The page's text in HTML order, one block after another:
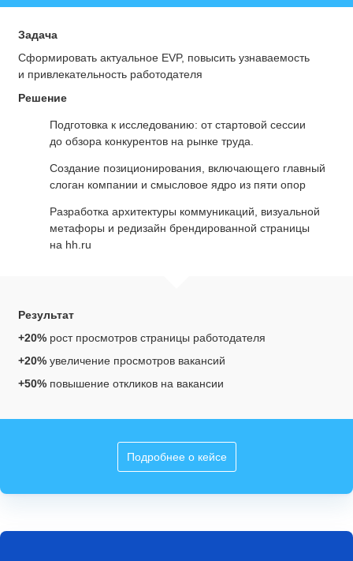
Подробнее о кейсе
Задача
Сформировать актуальное EVP, повысить узнаваемость
и привлекательность работодателя
Решение
Подготовка к исследованию: от стартовой сессии
до обзора конкурентов на рынке труда.
Создание позиционирования, включающего главный
слоган компании и смысловое ядро из пяти опор
Разработка архитектуры коммуникаций, визуальной
метафоры и редизайн брендированной страницы
на hh.ru
Результат
+20% рост просмотров страницы работодателя
+20% увеличение просмотров вакансий
+50% повышение откликов на вакансии